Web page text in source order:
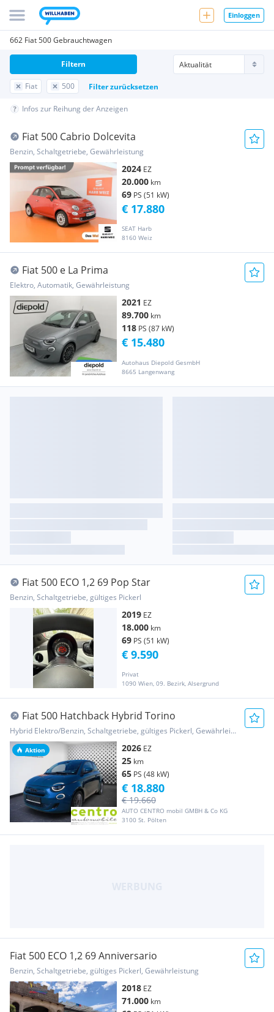
Einloggen
662 Fiat 500 Gebrauchtwagen
Fiat 500 Filter zurücksetzen
Filtern
Infos zur Reihung der Anzeigen
Fiat 500 Cabrio Dolcevita
Benzin, Schaltgetriebe, Gewährleistung
2024 EZ
20.000 km
69 PS (51 kW)
SEAT Harb
8160 Weiz
€ 17.880
Fiat 500 e La Prima
Elektro, Automatik, Gewährleistung
2021 EZ
89.700 km
118 PS (87 kW)
Autohaus Diepold GesmbH
8665 Langenwang
€ 15.480
Fiat 500 ECO 1,2 69 Pop Star
Benzin, Schaltgetriebe, gültiges Pickerl
2019 EZ
18.000 km
69 PS (51 kW)
Privat
1090 Wien, 09. Bezirk, Alsergrund
€ 9.590
Aktion
Fiat 500 Hatchback Hybrid Torino
Hybrid Elektro/Benzin, Schaltgetriebe, gültiges Pickerl, Gewährleistung, Garantie
2026 EZ
25 km
65 PS (48 kW)
AUTO CENTRO mobil GMBH & Co KG
3100 St. Pölten
€ 19.660
€ 18.880
Fiat 500 ECO 1,2 69 Anniversario
Benzin, Schaltgetriebe, gültiges Pickerl, Gewährleistung
2018 EZ
71.000 km